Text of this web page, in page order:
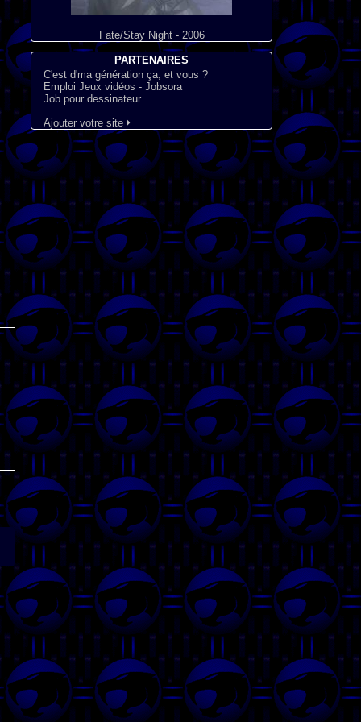
Fate/Stay Night - 2006
PARTENAIRES
C'est d'ma génération ça, et vous ?
Emploi Jeux vidéos - Jobsora
Job pour dessinateur
Ajouter votre site